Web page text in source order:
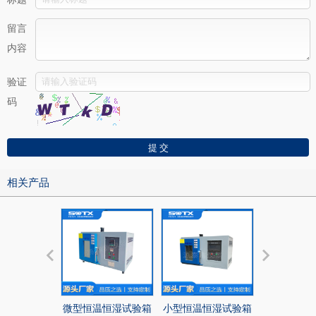
留言
内容
验证
码
相关产品
微型恒温恒湿试验箱 小型恒温恒湿试验箱